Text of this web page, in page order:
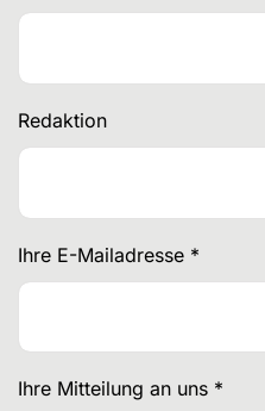
Redaktion
Ihre E-Mailadresse *
Ihre Mitteilung an uns *